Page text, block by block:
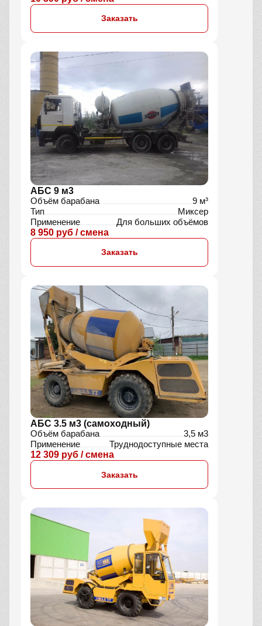
Заказать
АБС 9 м3
Объём барабана
9 м³
Тип
Миксер
Применение
Для больших объёмов
8 950 руб / смена
Заказать
АБС 3.5 м3 (самоходный)
Объём барабана
3,5 м3
Применение
Труднодоступные места
12 309 руб / смена
Заказать